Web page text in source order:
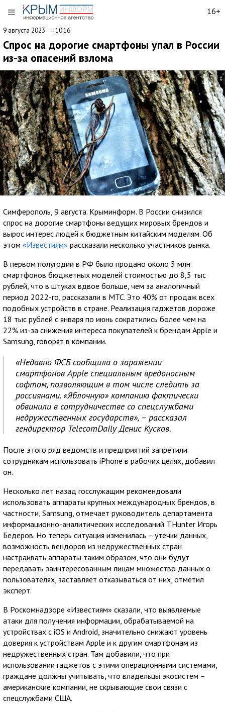
16+
9 августа 2023 10:16
Спрос на дорогие смартфоны упал в России
из-за опасений взлома
Симферополь, 9 августа. Крыминформ. В России снизился
спрос на дорогие смартфоны ведущих мировых брендов и
вырос интерес людей к бюджетным китайским моделям. Об
этом «Известиям» рассказали несколько участников рынка.
В первом полугодии в РФ было продано около 5 млн
смартфонов бюджетных моделей стоимостью до 8,5 тыс
рублей, что в штуках вдвое больше, чем за аналогичный
период 2022-го, рассказали в МТС. Это 40% от продаж всех
подобных устройств в стране. Реализация гаджетов дороже
18 тыс рублей с января по июнь сократились более чем на
22% из-за снижения интереса покупателей к брендам Apple и
Samsung, говорят в компании.
«Недавно ФСБ сообщила о заражении
смартфонов Apple специальным вредоносным
софтом, позволяющим в том числе следить за
россиянами. «Яблочную» компанию фактически
обвинили в сотрудничестве со спецслужбами
недружественных государств», – рассказал
гендиректор TelecomDaily Денис Кусков.
После этого ряд ведомств и предприятий запретили
сотрудникам использовать iPhone в рабочих целях, добавил
он.
Несколько лет назад госслужащим рекомендовали
использовать аппараты крупных международных брендов, в
частности, Samsung, отмечает руководитель департамента
информационно-аналитических исследований T.Hunter Игорь
Бедеров. Но теперь ситуация изменилась – утечки данных,
возможность вендоров из недружественных стран
настраивать аппараты таким образом, что они будут
передавать заинтересованным лицам множество данных о
пользователях, заставляет отказываться от них, отметил
эксперт.
В Роскомнадзоре «Известиям» сказали, что выявляемые
атаки для получения информации, обрабатываемой на
устройствах с iOS и Android, значительно снижают уровень
доверия к устройствам Apple и к другим смартфонам из
недружественных стран. Там добавили, что при
использовании гаджетов с этими операционными системами,
граждане должны учитывать, что владельцы экосистем –
американские компании, не скрывающие свои связи с
спецслужбами США.